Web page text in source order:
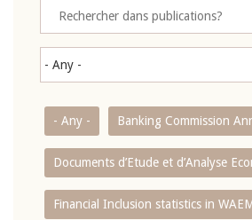
- Any - Banking Commission
Documents d’Etude et d’Analyse
Financial Inclusion statistics in